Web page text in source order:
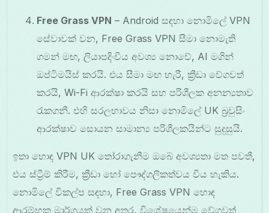
Free Grass VPN – Android සඳහා නොමිලේ VPN
සේවාවක් වන, Free Grass VPN සීමා නොමැති
ගමන් මඟ, ලියාපදිංචිය අවශ්‍ය නොවේ, AI මගින්
ඔප්ටිමයිස් කරයි. එය සීමා මඟ හැරී, ක්‍රීඩා වේගවත්
කරයි, Wi-Fi ආරක්ෂා කරයි සහ පරිශීලක අනන්‍යතාව
රැකගනී. එහි සරලභාවය නිසා නොමිලේ UK බ්‍රවුසිං
ආරක්ෂාව සොයන සාමාන්‍ය පරිශීලකයින්ට සුදුසුයි.
ඉතා හොඳ VPN UK තෝරාගැනීම ඔබේ අවශ්‍යතා මත පවතී,
එය ස්ට්‍රීම් කිරීම, ක්‍රීඩා හෝ පෞද්ගලිකත්වය විය හැකිය.
නොමිලේ විකල්ප සඳහා, Free Grass VPN හොඳ
ආරම්භක මාර්ගයක් වන අතර, විශේෂයෙන්ම වේගවත්